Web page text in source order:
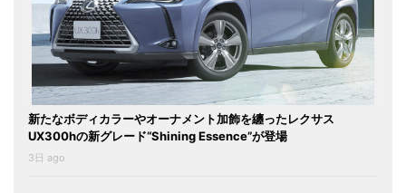
新たなボディカラーやオーナメント加飾を纏ったレクサス
UX300hの新グレード“Shining Essence”が登場
3日 ago